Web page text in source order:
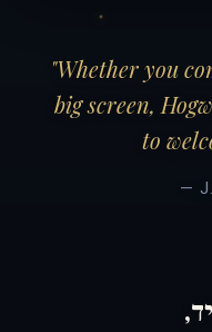
"Whether you
big screen,
to
—